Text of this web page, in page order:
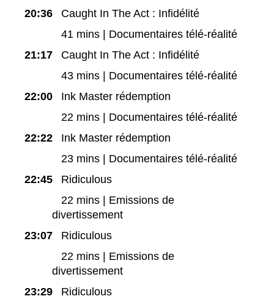
20:36Caught In The Act : Infidélité
41 mins | Documentaires télé-réalité
21:17Caught In The Act : Infidélité
43 mins | Documentaires télé-réalité
22:00Ink Master rédemption
22 mins | Documentaires télé-réalité
22:22Ink Master rédemption
23 mins | Documentaires télé-réalité
22:45Ridiculous
22 mins | Emissions de
divertissement
23:07Ridiculous
22 mins | Emissions de
divertissement
23:29Ridiculous